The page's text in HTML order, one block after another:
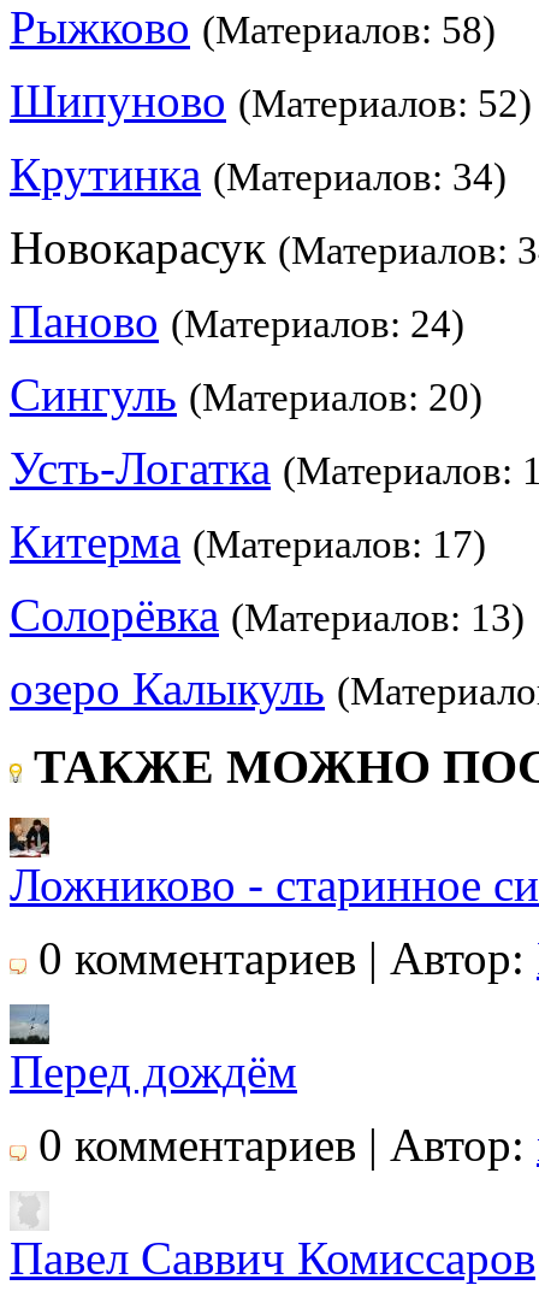
Рыжково (Материалов: 58)
Шипуново (Материалов: 52)
Крутинка (Материалов: 34)
Новокарасук (Материалов:
Паново (Материалов: 24)
Сингуль (Материалов: 20)
Усть-Логатка (Материалов:
Китерма (Материалов: 17)
Солорёвка (Материалов: 13)
озеро Калыкуль
ТАКЖЕ МОЖНО
Ложниково - старинное
0 комментариев | Автор:
Перед дождём
0 комментариев | Автор:
Павел Саввич Комиссаров